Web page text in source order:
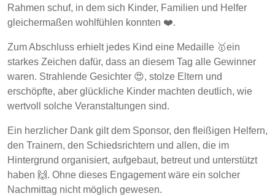
Rahmen schuf, in dem sich Kinder, Familien und Helfer
gleichermaßen wohlfühlen konnten ❤️.
Zum Abschluss erhielt jedes Kind eine Medaille 🥇ein
starkes Zeichen dafür, dass an diesem Tag alle Gewinner
waren. Strahlende Gesichter 😍, stolze Eltern und
erschöpfte, aber glückliche Kinder machten deutlich, wie
wertvoll solche Veranstaltungen sind.
Ein herzlicher Dank gilt dem Sponsor, den fleißigen Helfern,
den Trainern, den Schiedsrichtern und allen, die im
Hintergrund organisiert, aufgebaut, betreut und unterstützt
haben 🙌. Ohne dieses Engagement wäre ein solcher
Nachmittag nicht möglich gewesen.